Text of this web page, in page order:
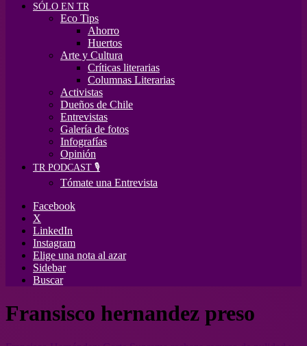
SÓLO EN TR
Eco Tips
Ahorro
Huertos
Arte y Cultura
Críticas literarias
Columnas Literarias
Activistas
Dueños de Chile
Entrevistas
Galería de fotos
Infografías
Opinión
TR PODCAST 🎙️
Tómate una Entrevista
Facebook
X
LinkedIn
Instagram
Elige una nota al azar
Sidebar
Buscar
Fransisco hernandez preso